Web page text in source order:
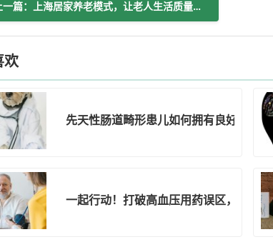
上一篇：上海居家养老模式，让老人生活质量提升40%以上！
欢
先天性肠道畸形患儿如何拥有良好预后
一起行动！打破高血压用药误区，战胜